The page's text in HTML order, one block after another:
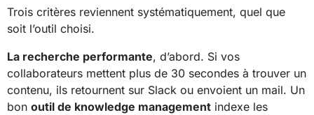
Trois critères reviennent systématiquement, quel que
soit l’outil choisi.
La recherche performante, d’abord. Si vos
collaborateurs mettent plus de 30 secondes à trouver un
contenu, ils retournent sur Slack ou envoient un mail. Un
bon outil de knowledge management indexe les